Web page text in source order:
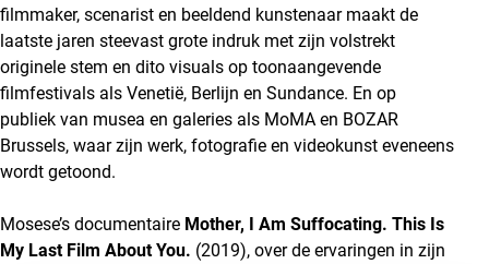
filmmaker, scenarist en beeldend kunstenaar maakt de
laatste jaren steevast grote indruk met zijn volstrekt
originele stem en dito visuals op toonaangevende
filmfestivals als Venetië, Berlijn en Sundance. En op
publiek van musea en galeries als MoMA en BOZAR
Brussels, waar zijn werk, fotografie en videokunst eveneens
wordt getoond.
Mosese’s documentaire Mother, I Am Suffocating. This Is
My Last Film About You. (2019), over de ervaringen in zijn